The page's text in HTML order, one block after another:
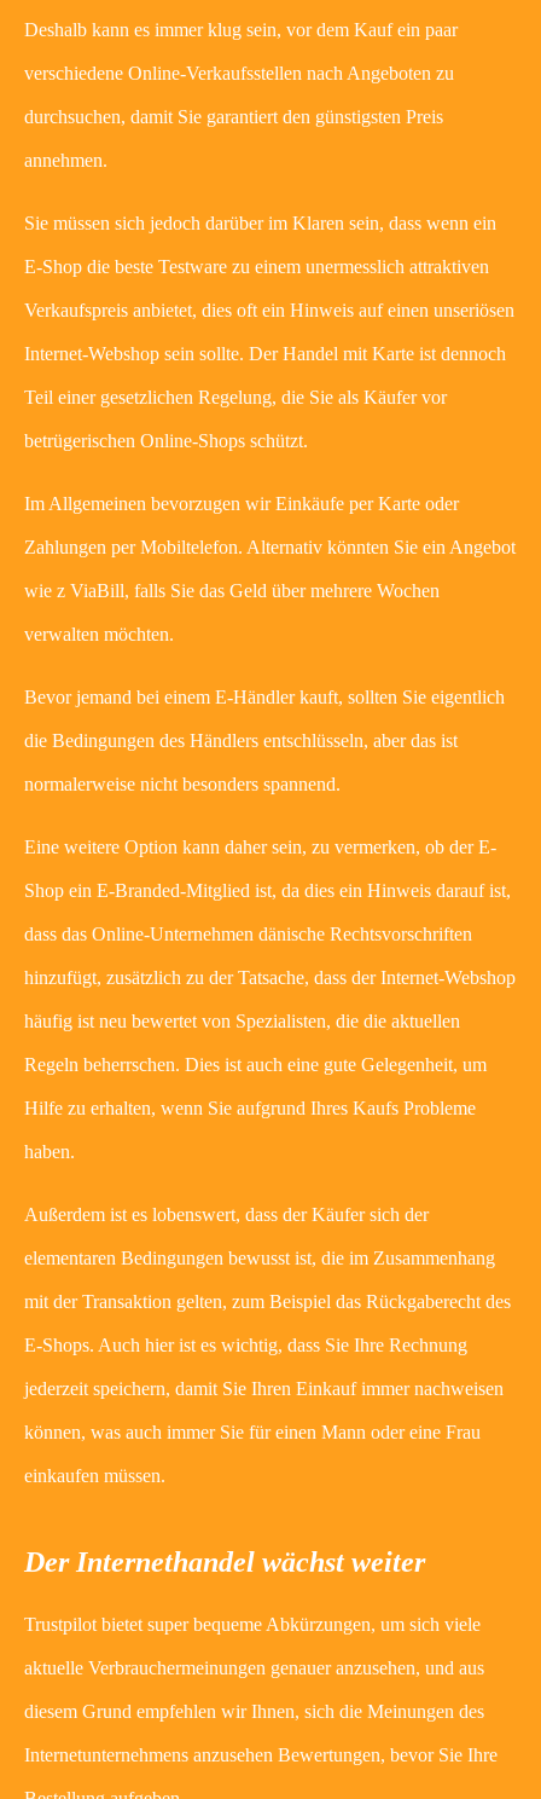
Deshalb kann es immer klug sein, vor dem Kauf ein paar
verschiedene Online-Verkaufsstellen nach Angeboten zu
durchsuchen, damit Sie garantiert den günstigsten Preis
annehmen.
Sie müssen sich jedoch darüber im Klaren sein, dass wenn ein
E-Shop die beste Testware zu einem unermesslich attraktiven
Verkaufspreis anbietet, dies oft ein Hinweis auf einen unseriösen
Internet-Webshop sein sollte. Der Handel mit Karte ist dennoch
Teil einer gesetzlichen Regelung, die Sie als Käufer vor
betrügerischen Online-Shops schützt.
Im Allgemeinen bevorzugen wir Einkäufe per Karte oder
Zahlungen per Mobiltelefon. Alternativ könnten Sie ein Angebot
wie z ViaBill, falls Sie das Geld über mehrere Wochen
verwalten möchten.
Bevor jemand bei einem E-Händler kauft, sollten Sie eigentlich
die Bedingungen des Händlers entschlüsseln, aber das ist
normalerweise nicht besonders spannend.
Eine weitere Option kann daher sein, zu vermerken, ob der E-
Shop ein E-Branded-Mitglied ist, da dies ein Hinweis darauf ist,
dass das Online-Unternehmen dänische Rechtsvorschriften
hinzufügt, zusätzlich zu der Tatsache, dass der Internet-Webshop
häufig ist neu bewertet von Spezialisten, die die aktuellen
Regeln beherrschen. Dies ist auch eine gute Gelegenheit, um
Hilfe zu erhalten, wenn Sie aufgrund Ihres Kaufs Probleme
haben.
Außerdem ist es lobenswert, dass der Käufer sich der
elementaren Bedingungen bewusst ist, die im Zusammenhang
mit der Transaktion gelten, zum Beispiel das Rückgaberecht des
E-Shops. Auch hier ist es wichtig, dass Sie Ihre Rechnung
jederzeit speichern, damit Sie Ihren Einkauf immer nachweisen
können, was auch immer Sie für einen Mann oder eine Frau
einkaufen müssen.
Der Internethandel wächst weiter
Trustpilot bietet super bequeme Abkürzungen, um sich viele
aktuelle Verbrauchermeinungen genauer anzusehen, und aus
diesem Grund empfehlen wir Ihnen, sich die Meinungen des
Internetunternehmens anzusehen Bewertungen, bevor Sie Ihre